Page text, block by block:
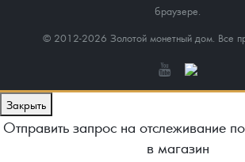
браузере.
© 2012-2026 Золотой монетный дом. Все
Закрыть
Отправить запрос на отслеживание
в магазин